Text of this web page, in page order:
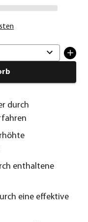
durch
enthaltene
eine effektive